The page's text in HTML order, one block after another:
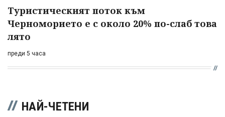
Туристическият поток към
Черноморието е с около 20% по-слаб това
лято
преди 5 часа
НАЙ-ЧЕТЕНИ